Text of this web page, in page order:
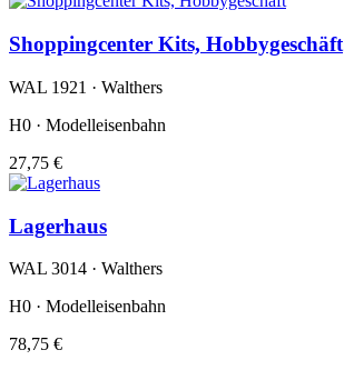
Shoppingcenter Kits, Hobbygeschäft
WAL 1921 · Walthers
H0 · Modelleisenbahn
27,75 €
Lagerhaus
WAL 3014 · Walthers
H0 · Modelleisenbahn
78,75 €